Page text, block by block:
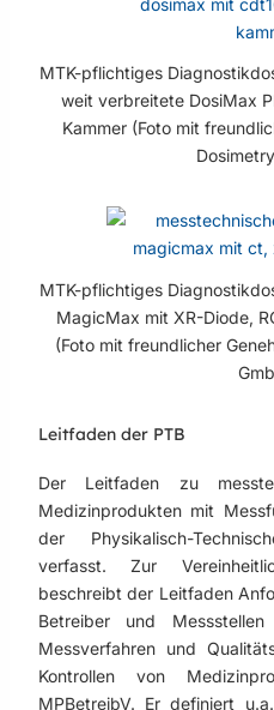
MTK-pflichtiges
weit verbreitete DosiMax
Kammer (Foto mit
MTK-pflichtiges
MagicMax mit XR-Diode,
(Foto mit freundlicher
Leitfaden der PTB
Der Leitfaden zu
Medizinprodukten mit
der Physikalisch-
verfasst. Zur
beschreibt der Leitfaden
Betreiber und
Messverfahren und
Kontrollen von
MPBetreibV. Er definiert